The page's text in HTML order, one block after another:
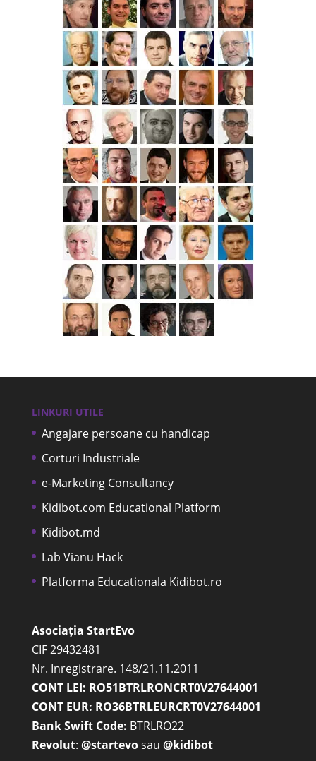
LINKURI UTILE
Angajare persoane cu handicap
Corturi Industriale
e-Marketing Consultancy
Kidibot.com Educational Platform
Kidibot.md
Lab Vianu Hack
Platforma Educationala Kidibot.ro
Asociația StartEvo
CIF 29432481
Nr. Inregistrare. 148/21.11.2011
CONT LEI: RO51BTRLRONCRT0V27644001
CONT EUR: RO36BTRLEURCRT0V27644001
Bank Swift Code: BTRLRO22
Revolut: @startevosau @kidibot